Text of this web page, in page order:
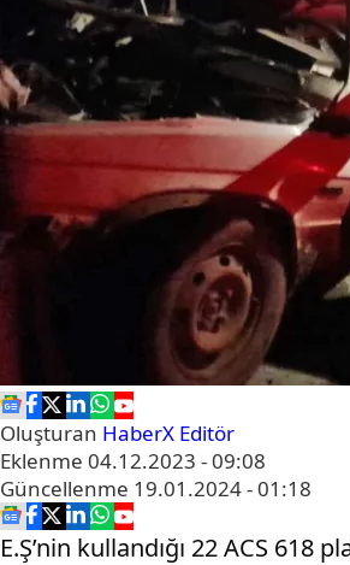
Oluşturan HaberX Editör
Eklenme 04.12.2023 - 09:08
Güncellenme 19.01.2024 - 01:18
E.Ş’nin kullandığı 22 ACS